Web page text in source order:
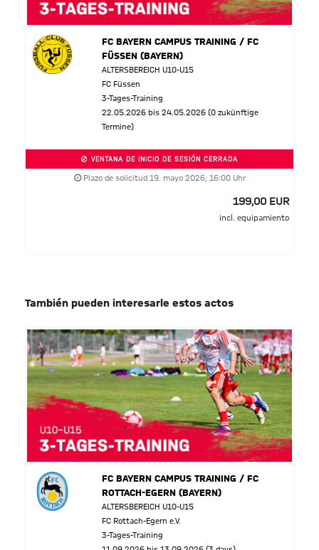
FC BAYERN CAMPUS TRAINING / FC
FÜSSEN (BAYERN)
ALTERSBEREICH U10-U15
FC Füssen
3-Tages-Training
22.05.2026 bis 24.05.2026 (0 zukünftige
Termine)
VENTANA DE INICIO DE SESIÓN CERRADA
Plazo de solicitud 19. mayo 2026, 16:00 Uhr
199,00 EUR
incl. equipamiento
También pueden interesarle estos actos
FC BAYERN CAMPUS TRAINING / FC
ROTTACH-EGERN (BAYERN)
ALTERSBEREICH U10-U15
FC Rottach-Egern e.V.
3-Tages-Training